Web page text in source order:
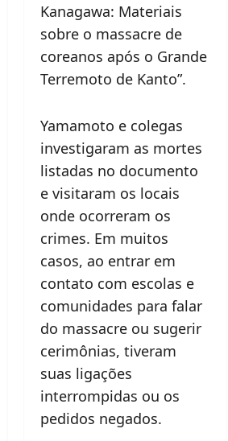
Kanagawa: Materiais
sobre o massacre de
coreanos após o Grande
Terremoto de Kanto”.
Yamamoto e colegas
investigaram as mortes
listadas no documento
e visitaram os locais
onde ocorreram os
crimes. Em muitos
casos, ao entrar em
contato com escolas e
comunidades para falar
do massacre ou sugerir
cerimônias, tiveram
suas ligações
interrompidas ou os
pedidos negados.